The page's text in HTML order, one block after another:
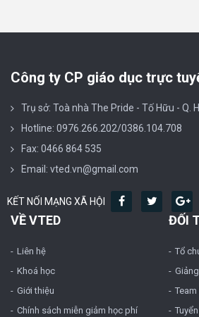
Công ty CP giáo dục trực
Trụ sở: Toà nhà The Pride - Tố Hữu - Q.
Hotline: 0976.266.202/0386.104.708
Fax: 0466 864 535
Email: vted.vn@gmail.com
KẾT NỐI MẠNG XÃ HỘI
VỀ VTED
Liên hệ
Khoá học
Giới thiệu
Chính sách miễn giảm học phí
ĐỐI
Tổ